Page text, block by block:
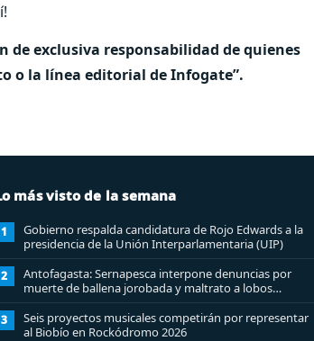
de exclusiva responsabilidad de quienes
o la línea editorial de Infogate”.
más visto de la semana
1
Gobierno respalda candidatura de Rojo Edwards a la
presidencia de la Unión Interparlamentaria (UIP)
2
Antofagasta: Sernapesca interpone denuncias por
muerte de ballena jorobada y maltrato a lobos
marinos
3
Seis proyectos musicales competirán por representar
al Biobío en Rockódromo 2026